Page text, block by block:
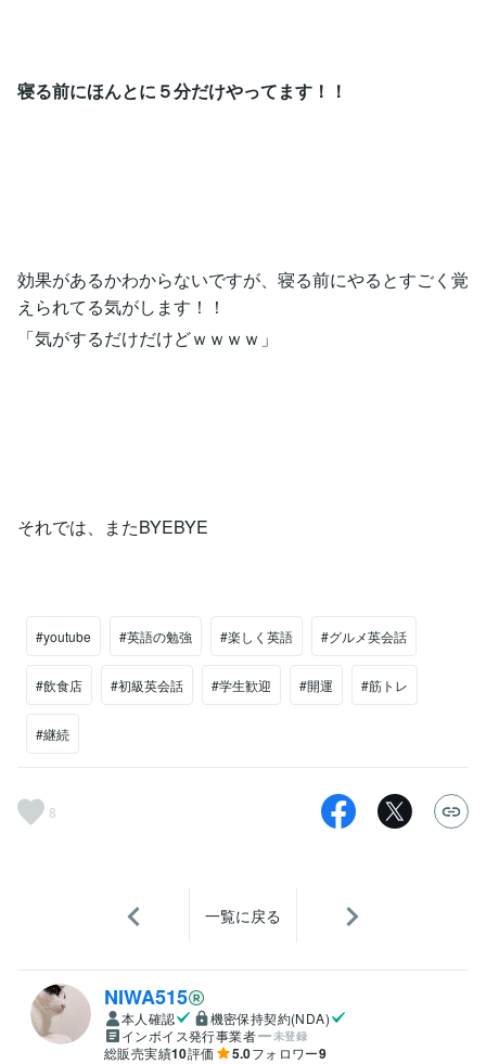
寝る前にほんとに５分だけやってます！！
効果があるかわからないですが、寝る前にやるとすごく覚
えられてる気がします！！
「気がするだけだけどｗｗｗｗ」
それでは、またBYEBYE
#youtube #英語の勉強 #楽しく英語 #グルメ英会話
#飲食店 #初級英会話 #学生歓迎 #開運 #筋トレ
#継続
8
一覧に戻る
NIWA515
本人確認
機密保持契約(NDA)
インボイス発行事業者
未登録
総販売実績10評価 5.0フォロワー9